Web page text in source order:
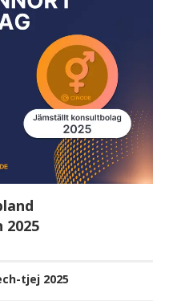
tjej 2025